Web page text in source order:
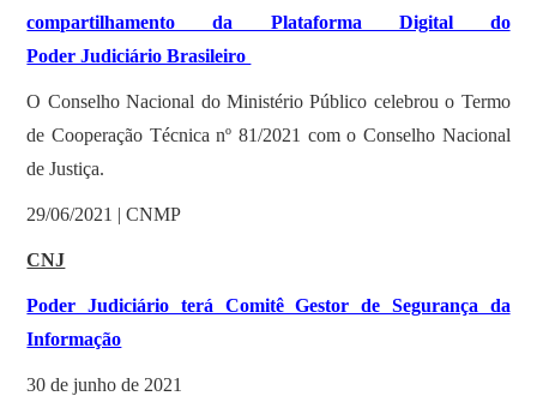
compartilhamento da Plataforma Digital do
Poder Judiciário Brasileiro
O Conselho Nacional do Ministério Público celebrou o Termo
de Cooperação Técnica nº 81/2021 com o Conselho Nacional
de Justiça.
29/06/2021 | CNMP
CNJ
Poder Judiciário terá Comitê Gestor de Segurança da
Informação
30 de junho de 2021